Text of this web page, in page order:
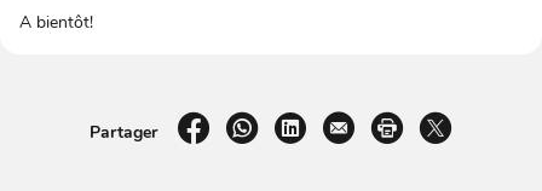
A bientôt!
Partager sur Facebook
par WhatsApp
sur LinkedInpar e-mailImprimer la